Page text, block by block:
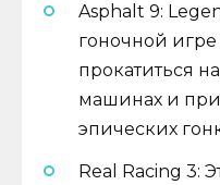
Asphalt 9:
гоночной
прокатиться
машинах и
эпических
Real Racing 3: